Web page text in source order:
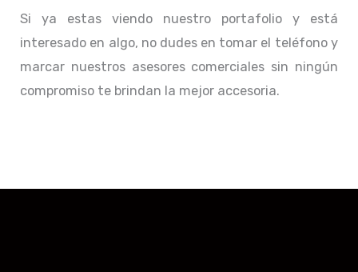
Si ya estas viendo nuestro portafolio y está
interesado en algo, no dudes en tomar el teléfono y
marcar nuestros asesores comerciales sin ningún
compromiso te brindan la mejor accesoria.